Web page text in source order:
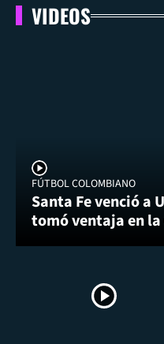
VIDEOS
FÚTBOL COLOMBIANO
Santa Fe venció a
tomó ventaja en